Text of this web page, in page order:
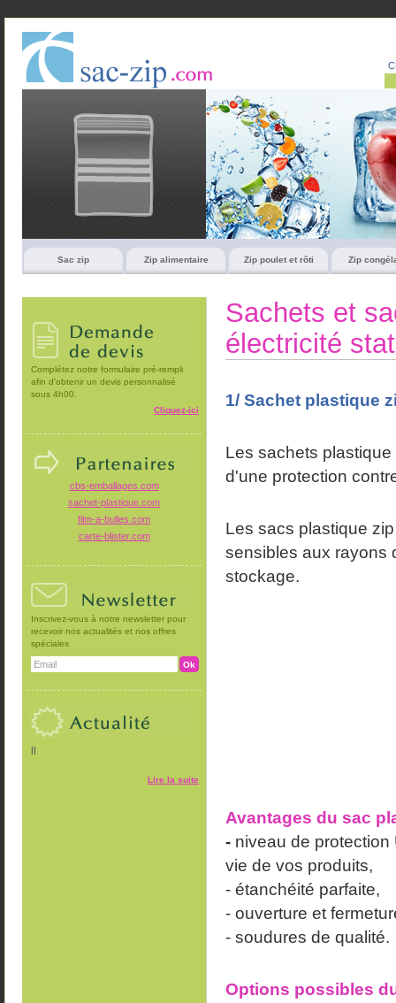
Sac zip Zip alimentaire Zip poulet et rôti Zip
Complétez notre formulaire pré-rempli
afin d'obtenir un devis personnalisé
sous 4h00.
Cliquez-ici
cbs-emballages.com
sachet-plastique.com
film-a-bulles.com
carte-blister.com
Inscrivez-vous à notre newsletter pour
recevoir nos actualités et nos offres
spéciales
||
Lire la suite
Sachets et
électricité
1/ Sachet plastique
Les sachets
d'une protection
Les sacs plastique
sensibles aux rayons
stockage.
Avantages du sac
- niveau de
vie de vos produits,
- étanchéité parfaite,
- ouverture et
- soudures de qualité.
Options possibles